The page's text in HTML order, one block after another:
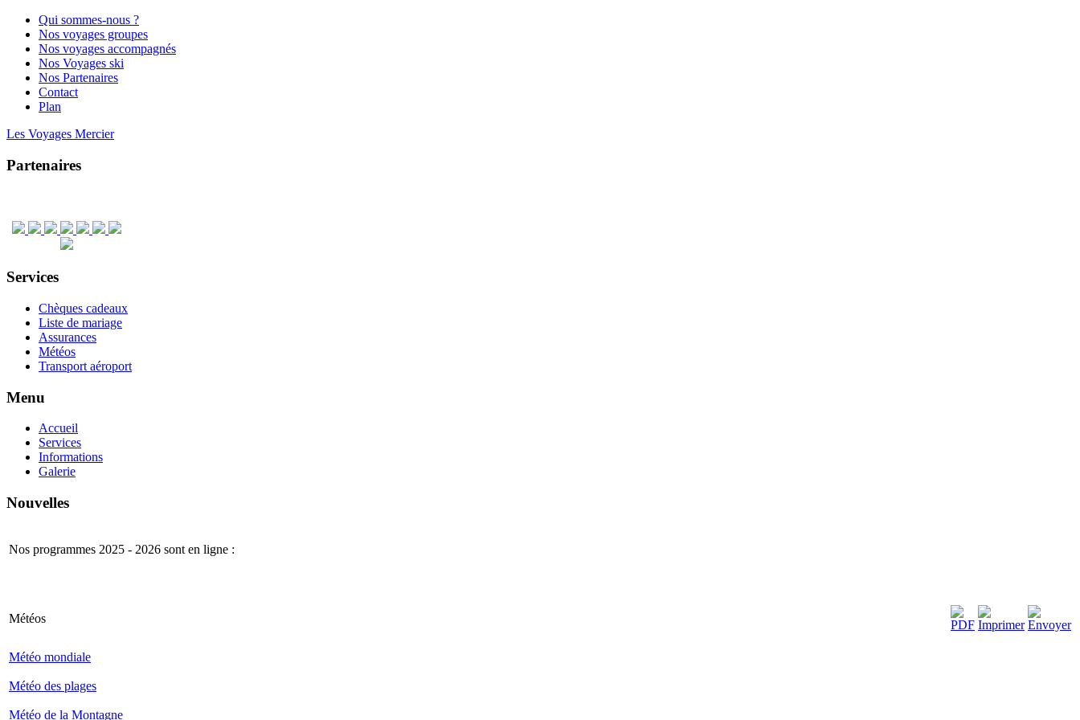
Qui sommes-nous ?
Nos voyages groupes
Nos voyages accompagnés
Nos Voyages ski
Nos Partenaires
Contact
Plan
Les Voyages Mercier
Partenaires
Services
Chèques cadeaux
Liste de mariage
Assurances
Météos
Transport aéroport
Menu
Accueil
Services
Informations
Galerie
Nouvelles
Nos programmes 2025 - 2026 sont en ligne :
Météos
Météo mondiale
Météo des plages
Météo de la Montagne